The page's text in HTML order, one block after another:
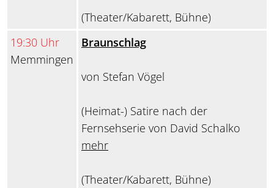
(Theater/Kabarett, Bühne)
19:30 Uhr
Memmingen
Braunschlag
von Stefan Vögel
(Heimat-) Satire nach der
Fernsehserie von David Schalko
mehr
(Theater/Kabarett, Bühne)